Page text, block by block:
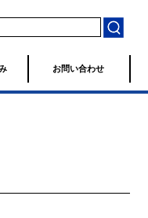
お問い合わせ